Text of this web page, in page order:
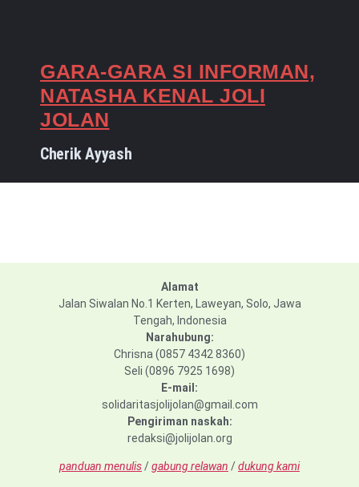
GARA-GARA SI INFORMAN,
NATASHA KENAL JOLI
JOLAN
Cherik Ayyash
Alamat
Jalan Siwalan No.1 Kerten, Laweyan, Solo, Jawa
Tengah, Indonesia
Narahubung:
Chrisna (0857 4342 8360)
Seli (0896 7925 1698)
E-mail:
solidaritasjolijolan@gmail.com
Pengiriman naskah:
redaksi@jolijolan.org
panduan menulis/gabung relawan /dukung kami